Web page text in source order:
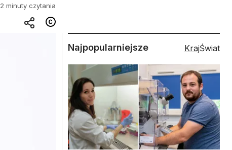
2 minuty czytania
Najpopularniejsze KrajŚwiat